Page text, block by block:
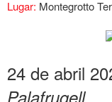
Lugar: Montegrotto
24 de abril
Palafrugell